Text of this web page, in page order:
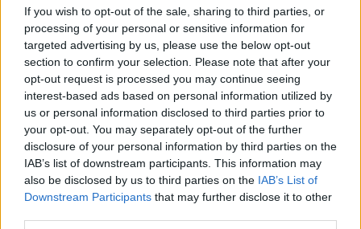
If you wish to opt-out of the sale, sharing to third parties, or
processing of your personal or sensitive information for
targeted advertising by us, please use the below opt-out
section to confirm your selection. Please note that after your
opt-out request is processed you may continue seeing
interest-based ads based on personal information utilized by
us or personal information disclosed to third parties prior to
your opt-out. You may separately opt-out of the further
disclosure of your personal information by third parties on the
IAB’s list of downstream participants. This information may
also be disclosed by us to third parties on the IAB’s List of
Downstream Participants that may further disclose it to other
Artikelnummer: IDEC08B+OLOL+R
Leveranstid: Ca 3 veckor
Mått
Bredd 160 cm
Djup: 43 cm
Höjd med sockel: 88 cm
Färg laminat:
Eukalyptus, alm, valnöt, ek, bok, vit alm, vit, betong eller
ljusgrå